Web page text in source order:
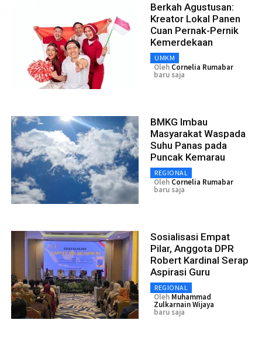
Berkah Agustusan:
Kreator Lokal Panen
Cuan Pernak-Pernik
Kemerdekaan
UMKM
Oleh Cornelia Rumabar
baru saja
BMKG Imbau
Masyarakat Waspada
Suhu Panas pada
Puncak Kemarau
REGIONAL
Oleh Cornelia Rumabar
baru saja
Sosialisasi Empat
Pilar, Anggota DPR
Robert Kardinal Serap
Aspirasi Guru
REGIONAL
Oleh Muhammad
Zulkarnain Wijaya
baru saja